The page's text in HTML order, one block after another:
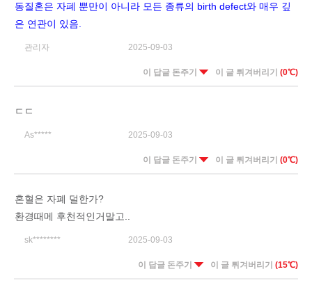
동질혼은 자폐 뿐만이 아니라 모든 종류의 birth defect와 매우 깊
은 연관이 있음.
관리자 2025-09-03
이 답글 돈주기 이 글 튀겨버리기 (0℃)
ㄷㄷ
As***** 2025-09-03
이 답글 돈주기 이 글 튀겨버리기 (0℃)
혼혈은 자폐 덜한가?
환경때메 후천적인거말고..
sk******** 2025-09-03
이 답글 돈주기 이 글 튀겨버리기 (15℃)